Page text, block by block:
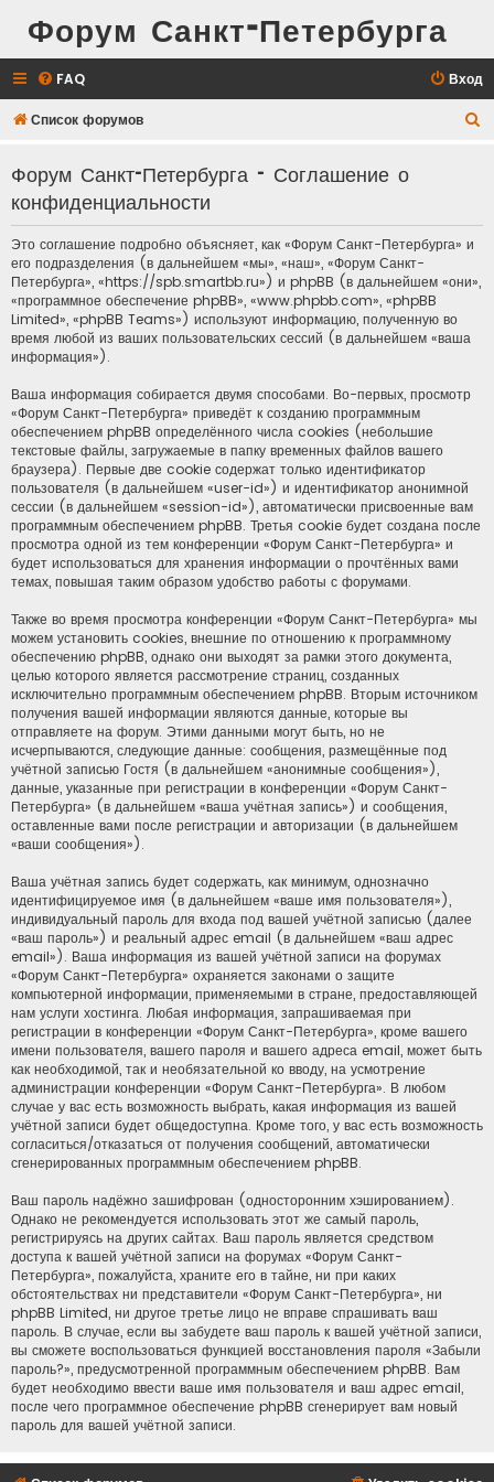
Форум Санкт-Петербурга
FAQ Вход
Список форумов
Форум Санкт-Петербурга - Соглашение о
конфиденциальности
Это соглашение подробно объясняет, как «Форум Санкт-Петербурга» и
его подразделения (в дальнейшем «мы», «наш», «Форум Санкт-
Петербурга», «https://spb.smartbb.ru») и phpBB (в дальнейшем «они»,
«программное обеспечение phpBB», «www.phpbb.com», «phpBB
Limited», «phpBB Teams») используют информацию, полученную во
время любой из ваших пользовательских сессий (в дальнейшем «ваша
информация»).
Ваша информация собирается двумя способами. Во-первых, просмотр
«Форум Санкт-Петербурга» приведёт к созданию программным
обеспечением phpBB определённого числа cookies (небольшие
текстовые файлы, загружаемые в папку временных файлов вашего
браузера). Первые две cookie содержат только идентификатор
пользователя (в дальнейшем «user-id») и идентификатор анонимной
сессии (в дальнейшем «session-id»), автоматически присвоенные вам
программным обеспечением phpBB. Третья cookie будет создана после
просмотра одной из тем конференции «Форум Санкт-Петербурга» и
будет использоваться для хранения информации о прочтённых вами
темах, повышая таким образом удобство работы с форумами.
Также во время просмотра конференции «Форум Санкт-Петербурга» мы
можем установить cookies, внешние по отношению к программному
обеспечению phpBB, однако они выходят за рамки этого документа,
целью которого является рассмотрение страниц, созданных
исключительно программным обеспечением phpBB. Вторым источником
получения вашей информации являются данные, которые вы
отправляете на форум. Этими данными могут быть, но не
исчерпываются, следующие данные: сообщения, размещённые под
учётной записью Гостя (в дальнейшем «анонимные сообщения»),
данные, указанные при регистрации в конференции «Форум Санкт-
Петербурга» (в дальнейшем «ваша учётная запись») и сообщения,
оставленные вами после регистрации и авторизации (в дальнейшем
«ваши сообщения»).
Ваша учётная запись будет содержать, как минимум, однозначно
идентифицируемое имя (в дальнейшем «ваше имя пользователя»),
индивидуальный пароль для входа под вашей учётной записью (далее
«ваш пароль») и реальный адрес email (в дальнейшем «ваш адрес
email»). Ваша информация из вашей учётной записи на форумах
«Форум Санкт-Петербурга» охраняется законами о защите
компьютерной информации, применяемыми в стране, предоставляющей
нам услуги хостинга. Любая информация, запрашиваемая при
регистрации в конференции «Форум Санкт-Петербурга», кроме вашего
имени пользователя, вашего пароля и вашего адреса email, может быть
как необходимой, так и необязательной ко вводу, на усмотрение
администрации конференции «Форум Санкт-Петербурга». В любом
случае у вас есть возможность выбрать, какая информация из вашей
учётной записи будет общедоступна. Кроме того, у вас есть возможность
согласиться/отказаться от получения сообщений, автоматически
сгенерированных программным обеспечением phpBB.
Ваш пароль надёжно зашифрован (односторонним хэшированием).
Однако не рекомендуется использовать этот же самый пароль,
регистрируясь на других сайтах. Ваш пароль является средством
доступа к вашей учётной записи на форумах «Форум Санкт-
Петербурга», пожалуйста, храните его в тайне, ни при каких
обстоятельствах ни представители «Форум Санкт-Петербурга», ни
phpBB Limited, ни другое третье лицо не вправе спрашивать ваш
пароль. В случае, если вы забудете ваш пароль к вашей учётной записи,
вы сможете воспользоваться функцией восстановления пароля «Забыли
пароль?», предусмотренной программным обеспечением phpBB. Вам
будет необходимо ввести ваше имя пользователя и ваш адрес email,
после чего программное обеспечение phpBB сгенерирует вам новый
пароль для вашей учётной записи.